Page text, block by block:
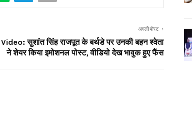
अगली पोस्ट
Video: सुशांत सिंह राजपूत के बर्थडे पर उनकी बहन श्वेता
ने शेयर किया इमोशनल पोस्ट, वीडियो देख भावुक हुए फैंस